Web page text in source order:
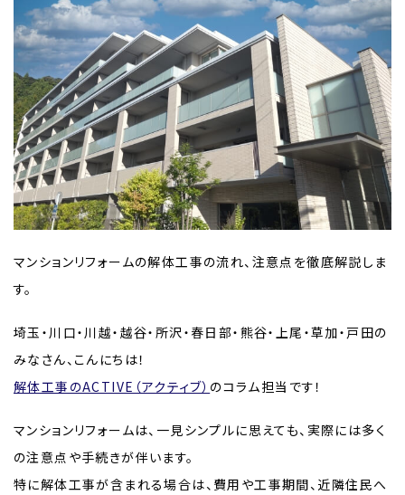
マンションリフォームの解体工事の流れ、注意点を徹底解説しま
す。
埼玉・川口・川越・越谷・所沢・春日部・熊谷・上尾・草加・戸田の
みなさん、こんにちは！
解体工事のACTIVE（アクティブ） のコラム担当です！
マンションリフォームは、一見シンプルに思えても、実際には多く
の注意点や手続きが伴います。
特に解体工事が含まれる場合は、費用や工事期間、近隣住民へ